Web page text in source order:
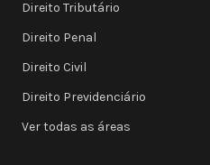
Direito Tributário
Direito Penal
Direito Civil
Direito Previdenciário
Ver todas as áreas